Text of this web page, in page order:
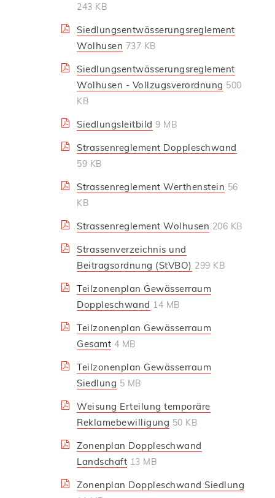
243 KB
Siedlungsentwässerungsreglement
Wolhusen 737 KB
Siedlungsentwässerungsreglement
Wolhusen - Vollzugsverordnung 500
KB
Siedlungsleitbild 9 MB
Strassenreglement Doppleschwand
59 KB
Strassenreglement Werthenstein 56
KB
Strassenreglement Wolhusen 206 KB
Strassenverzeichnis und
Beitragsordnung (StVBO) 299 KB
Teilzonenplan Gewässerraum
Doppleschwand 14 MB
Teilzonenplan Gewässerraum
Gesamt 4 MB
Teilzonenplan Gewässerraum
Siedlung 5 MB
Weisung Erteilung temporäre
Reklamebewilligung 50 KB
Zonenplan Doppleschwand
Landschaft 13 MB
Zonenplan Doppleschwand Siedlung